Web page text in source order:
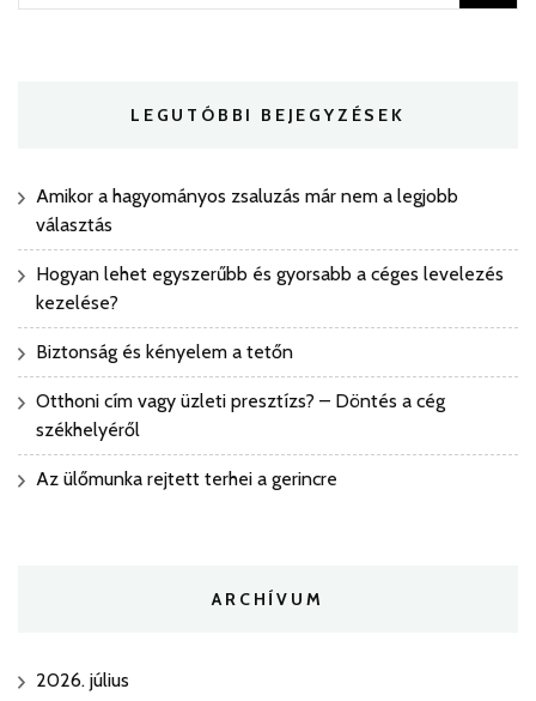
LEGUTÓBBI BEJEGYZÉSEK
Amikor a hagyományos zsaluzás már nem a legjobb
választás
Hogyan lehet egyszerűbb és gyorsabb a céges levelezés
kezelése?
Biztonság és kényelem a tetőn
Otthoni cím vagy üzleti presztízs? – Döntés a cég
székhelyéről
Az ülőmunka rejtett terhei a gerincre
ARCHÍVUM
2026. július